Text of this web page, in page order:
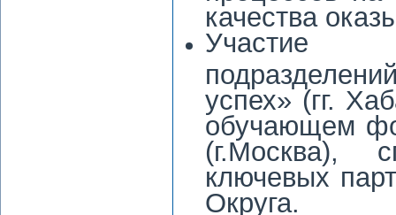
качества
Участие
успех» (гг.
обучающем
(г.Москва),
ключевых
Округа.